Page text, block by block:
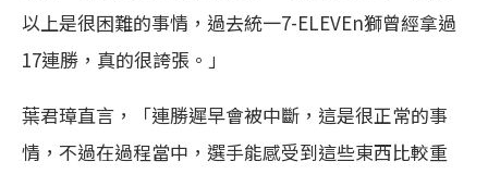
以上是很困難的事情，過去統一7-ELEVEn獅曾經拿過
17連勝，真的很誇張。」
葉君璋直言，「連勝遲早會被中斷，這是很正常的事
情，不過在過程當中，選手能感受到這些東西比較重